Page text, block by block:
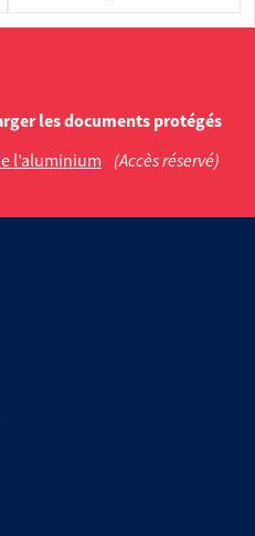
les documents protégés
l’aluminium
(Accès réservé)